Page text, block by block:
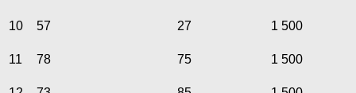
10 57 27 1 500
11 78 75 1 500